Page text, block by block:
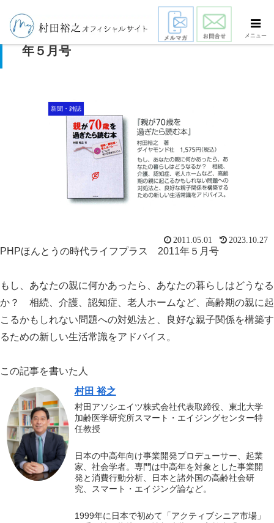
PHPほんとうの時代ライフプラス 2011
年５月号
新聞・雑誌
2011.05.01 2023.10.27
PHPほんとうの時代ライフプラス 2011年５月号
もし、あなたの親に何かあったら、あなたの暮らしはどうなる
か？ 相続、介護、認知症、老人ホームなど、高齢期の親に起
こるかもしれない問題への対処法と、良好な親子関係を構築す
るための新しい生活常識をアドバイス。
この記事を書いた人
村田 裕之
村田アソシエイツ株式会社代表取締役、東北大学
加齢医学研究所スマート・エイジングセンター特
任教授
日本の中高年向け事業開発プロデューサー、起業
家、社会学者。専門は中高年を対象とした事業開
発と消費行動分析、日本と諸外国の高齢社会研
究、スマート・エイジング論など。
1999年に日本で初めて「アクティブシニア市場」
メニュー